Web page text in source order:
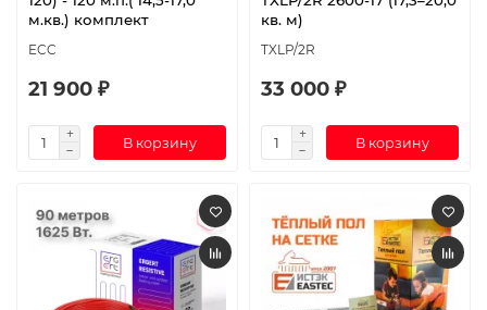
м.кв.) комплект
ECC
21 900 ₽
В корзину
кв. м)
TXLP/2R
33 000 ₽
В корзину